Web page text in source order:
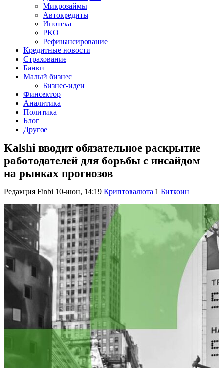
Микрозаймы
Автокредиты
Ипотека
РКО
Рефинансирование
Кредитные новости
Страхование
Банки
Малый бизнес
Бизнес-идеи
Финсектор
Аналитика
Политика
Блог
Другое
Kalshi вводит обязательное раскрытие
работодателей для борьбы с инсайдом
на рынках прогнозов
Редакция Finbi 10-июн, 14:19 Криптовалюта 1 Биткоин